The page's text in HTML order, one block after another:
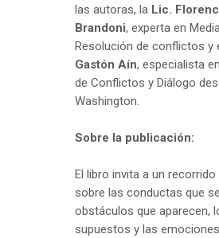
las autoras, la Lic.
Brandoni, experta en
Resolución de conflictos y
Gastón Aín, especialista
de Conflictos y Diálogo
Washington.
Sobre la publicación:
El libro invita a un
sobre las conductas que
obstáculos que aparecen,
supuestos y las